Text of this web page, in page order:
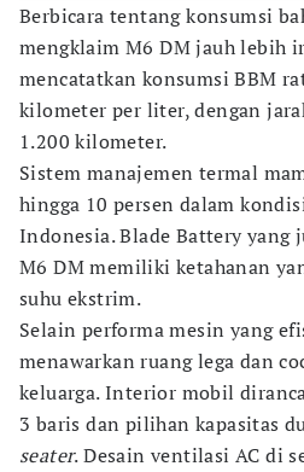
Berbicara tentang konsumsi
mengklaim M6 DM jauh lebih
mencatatkan konsumsi BBM
kilometer per liter, dengan
1.200 kilometer.
Sistem manajemen termal
hingga 10 persen dalam
Indonesia. Blade Battery yang
M6 DM memiliki ketahanan
suhu ekstrim.
Selain performa mesin yang
menawarkan ruang lega dan
keluarga. Interior mobil
3 baris dan pilihan kapasitas
seater. Desain ventilasi AC di